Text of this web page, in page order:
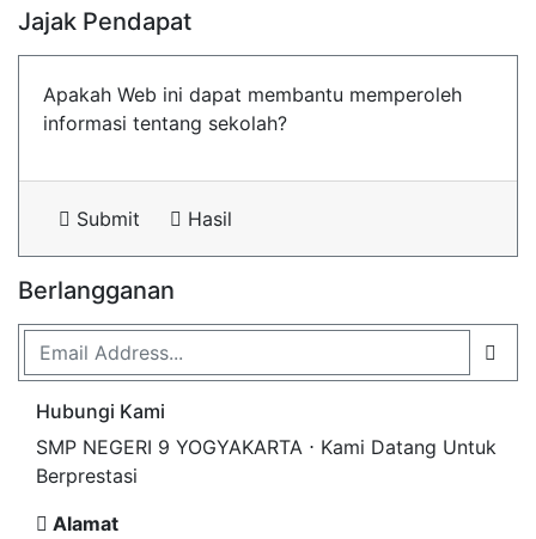
Jajak Pendapat
Apakah Web ini dapat membantu memperoleh
informasi tentang sekolah?
Submit Hasil
Berlangganan
Hubungi Kami
SMP NEGERI 9 YOGYAKARTA ⋅ Kami Datang Untuk
Berprestasi
Alamat